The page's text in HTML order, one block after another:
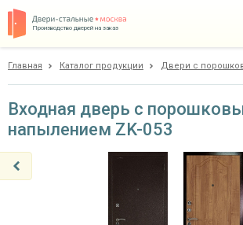
Производство дверей на заказ
Доставка
Главная Каталог продукции Двери с
Входная дверь с
напылением ZK-053